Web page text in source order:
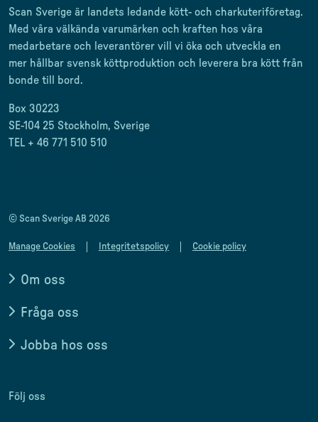
Scan Sverige är landets ledande kött- och charkuteriföretag.
Med våra välkända varumärken och kraften hos våra
medarbetare och leverantörer vill vi öka och utveckla en
mer hållbar svensk köttproduktion och leverera bra kött från
bonde till
bord.
Box 30223
SE-104 25 Stockholm, Sverige
TEL + 46 771 510 510
© Scan Sverige AB 2026
Manage Cookies Integritetspolicy Cookie policy
Om oss
Fråga oss
Jobba hos oss
Följ oss